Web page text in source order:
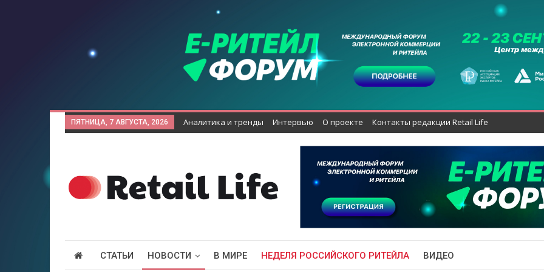
ПЯТНИЦА, 7 АВГУСТА, 2026 Аналитика и тренды Интервью О проекте Контакты редакции Retail Life
СТАТЬИ НОВОСТИ В МИРЕ НЕДЕЛЯ РОССИЙСКОГО РИТЕЙЛА ВИДЕО